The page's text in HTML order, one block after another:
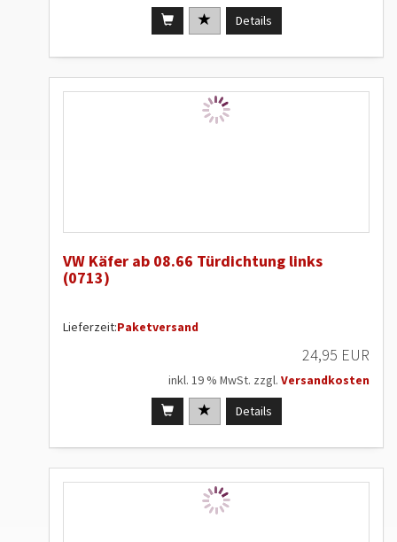
Details
VW Käfer ab 08.66 Türdichtung links
(0713)
Lieferzeit:Paketversand
24,95 EUR
inkl. 19 % MwSt. zzgl. Versandkosten
Details